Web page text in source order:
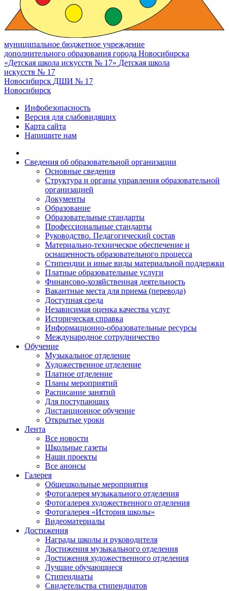
муниципальное бюджетное учреждение
дополнительного образования города Новосибирска
«Детская школа искусств № 17» Детская школа
искусств № 17
Новосибирск ДШИ № 17
Новосибирск
Инфобезопасность
Версия для слабовидящих
Карта сайта
Напишите нам
Сведения об образовательной организации
Основные сведения
Структура и органы управления образовательной
организацией
Документы
Образование
Образовательные стандарты
Профессиональные стандарты
Руководство. Педагогический состав
Материально-техническое обеспечение и
оснащенность образовательного процесса
Стипендии и иные виды материальной поддержки
Платные образовательные услуги
Финансово-хозяйственная деятельность
Вакантные места для приема (перевода)
Доступная среда
Независимая оценка качества услуг
Историческая справка
Информационно-образовательные ресурсы
Международное сотрудничество
Обучение
Музыкальное отделение
Художественное отделение
Платное отделение
Планы мероприятий
Расписание занятий
Для поступающих
Дистанционное обучение
Открытые уроки
Лента
Все новости
Школьные газеты
Наши проекты
Все анонсы
Галерея
Общешкольные мероприятия
Фотогалерея музыкального отделения
Фотогалерея художественного отделения
Фотогалерея «История школы»
Видеоматериалы
Достижения
Награды школы и руководителя
Достижения музыкального отделения
Достижения художественного отделения
Лучшие обучающиеся
Стипендиаты
Свидетельства стипендиатов